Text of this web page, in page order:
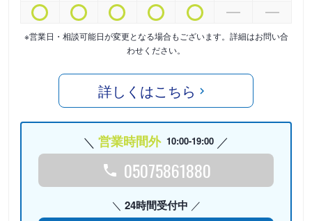
※営業日・相談可能日が変更となる場合もございます。詳細はお問い合
わせください。
詳しくはこちら
営業時間外 10:00-19:00
05075861880
24時間受付中